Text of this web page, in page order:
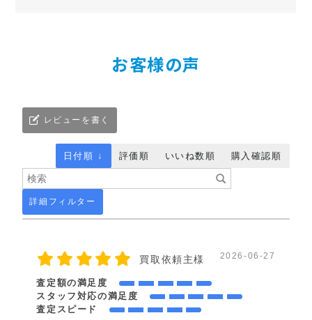
お客様の声
レビューを書く
詳細フィルター
日付順 ↓ 評価順 いいね数順 購入確認順
買取依頼主様 2026-06-27
査定額の満足度
スタッフ対応の満足度
査定スピード